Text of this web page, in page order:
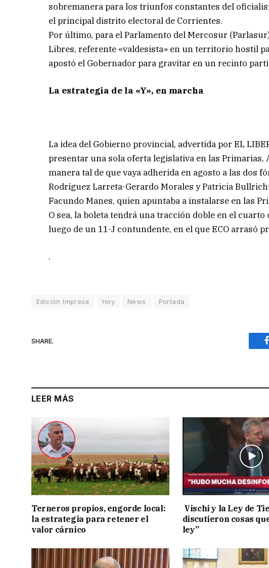
sobremanera para los triunfos constantes del
el principal distrito electoral de Corrientes.
Por último, para el Parlamento del Mercosur
Libres, referente «valdesista» en un territorio hostil
apostó el Gobernador para gravitar en un recinto
La estrategia de la «Y», en marcha
La idea del Gobierno provincial, advertida por EL
presentar una sola oferta legislativa en las Primarias,
manera tal de que vaya adherida en agosto a las dos
Rodríguez Larreta-Gerardo Morales y Patricia
Facundo Manes, quien apuntaba a instalarse en las
O sea, la boleta tendrá una tracción doble en el
luego de un 11-J contundente, en el que ECO
.
Edición Impresa Hoy News Portada
SHARE.
LEER MÁS
Terneros propios, engorde local:
la estrategia para retener el
valor cárnico
Vischi y la Ley de
discutieron cosas
ley”